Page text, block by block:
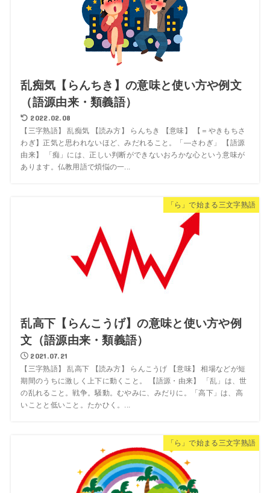
乱痴気【らんちき】の意味と使い方や例文
（語源由来・類義語）
2022.02.08
【三字熟語】 乱痴気 【読み方】 らんちき 【意味】 【＝やきもちさ
わぎ】正気と思われないほど、みだれること。「―さわぎ」 【語源
由来】 「痴」には、正しい判断ができないおろかな心という意味が
あります。仏教用語で煩悩の一...
「ら」で始まる三文字熟語
乱高下【らんこうげ】の意味と使い方や例
文（語源由来・類義語）
2021.07.21
【三字熟語】 乱高下 【読み方】 らんこうげ 【意味】 相場などが短
期間のうちに激しく上下に動くこと。 【語源・由来】 「乱」は、世
の乱れること。戦争。騒動。むやみに、みだりに。「高下」は、高
いことと低いこと。たかひく。...
「ら」で始まる三文字熟語